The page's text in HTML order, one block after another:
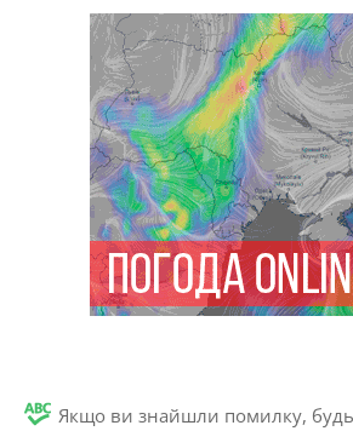
Якщо ви знайшли помилку, будь